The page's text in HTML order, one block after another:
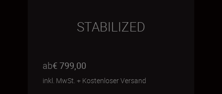
STABILIZED
ab€ 799,00
inkl. MwSt. + Kostenloser Versand